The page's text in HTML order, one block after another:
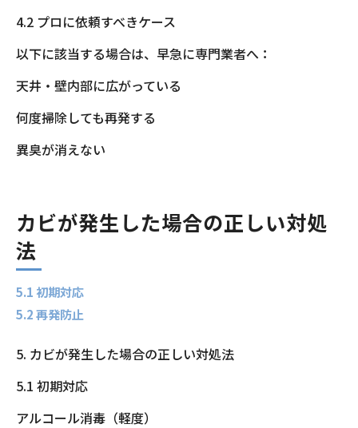
4.2 プロに依頼すべきケース
以下に該当する場合は、早急に専門業者へ：
天井・壁内部に広がっている
何度掃除しても再発する
異臭が消えない
カビが発生した場合の正しい対処
法
5.1 初期対応
5.2 再発防止
5. カビが発生した場合の正しい対処法
5.1 初期対応
アルコール消毒（軽度）